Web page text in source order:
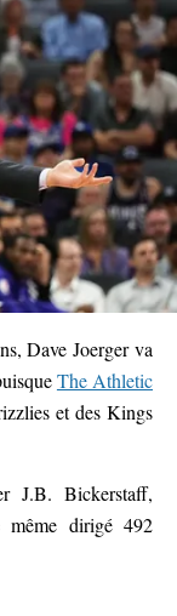
Dave Joerger va
The Athletic
et des Kings
J.B. Bickerstaff,
dirigé 492